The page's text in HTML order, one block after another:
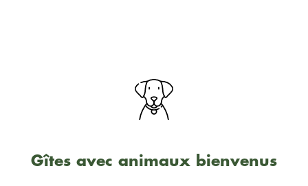
Gîtes avec animaux bienvenus